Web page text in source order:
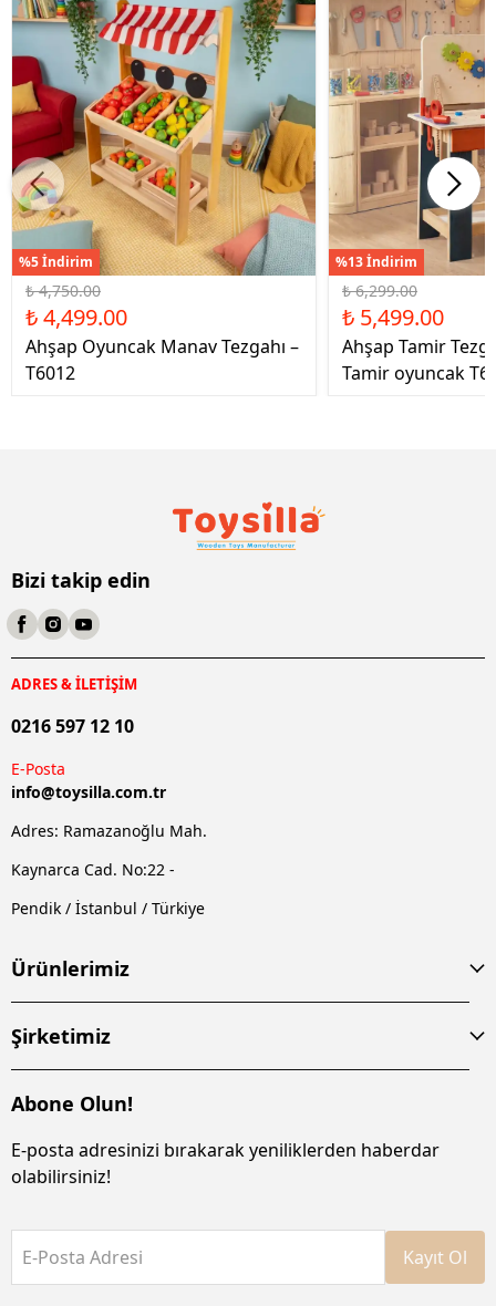
%5 İndirim
₺ 4,750.00
₺ 4,499.00
Ahşap Oyuncak Manav Tezgahı –
T6012
%13 İndirim
₺ 6,299.00
₺ 5,499.00
Ahşap Tamir
Tamir oyuncak
Bizi takip edin
ADRES & İLETİŞİM
0216 597 12 10
E-Posta
info@toysilla.com.tr
Adres: Ramazanoğlu Mah.
Kaynarca Cad. No:22 -
Pendik / İstanbul / Türkiye
Ürünlerimiz
Şirketimiz
Abone Olun!
E-posta adresinizi bırakarak yeniliklerden haberdar
olabilirsiniz!
E-Posta Adresi Kayıt Ol